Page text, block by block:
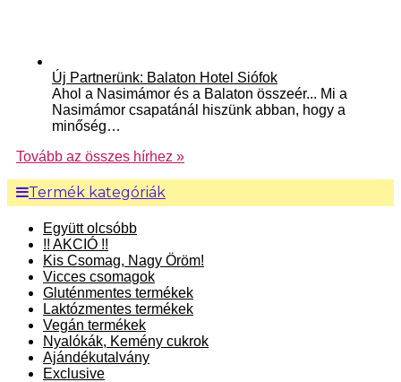
Új Partnerünk: Balaton Hotel Siófok
Ahol a Nasimámor és a Balaton összeér... Mi a
Nasimámor csapatánál hiszünk abban, hogy a
minőség…
Tovább az összes hírhez »
Termék kategóriák
Együtt olcsóbb
!! AKCIÓ !!
Kis Csomag, Nagy Öröm!
Vicces csomagok
Gluténmentes termékek
Laktózmentes termékek
Vegán termékek
Nyalókák, Kemény cukrok
Ajándékutalvány
Exclusive